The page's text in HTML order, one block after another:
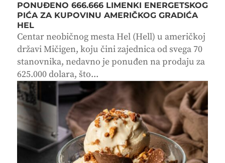
PONUĐENO 666.666 LIMENKI ENERGETSKOG
PIĆA ZA KUPOVINU AMERIČKOG GRADIĆA
HEL
Centar neobičnog mesta Hel (Hell) u američkoj
državi Mičigen, koju čini zajednica od svega 70
stanovnika, nedavno je ponuđen na prodaju za
625.000 dolara, što...